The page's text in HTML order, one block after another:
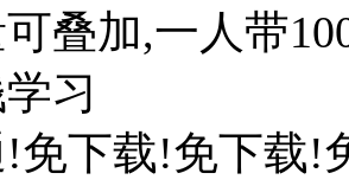
叠加,一人带
习
免下载!免下载!